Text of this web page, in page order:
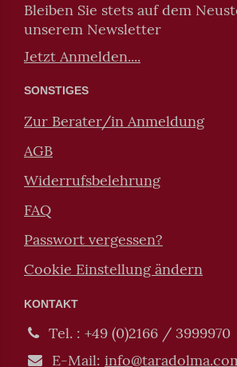
Bleiben Sie stets auf dem
unserem Newsletter
Jetzt Anmelden....
SONSTIGES
Zur Berater/in Anmeldung
AGB
Widerrufsbelehrung
FAQ
Passwort vergessen?
Cookie Einstellung ändern
KONTAKT
Tel. : +49 (0)2166 / 3999970
E-Mail: